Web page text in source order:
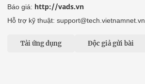
Báo giá: http://vads.vn
Hỗ trợ kỹ thuật: support@tech.vietnamnet.vn
Tải ứng dụng Độc giả gửi bài